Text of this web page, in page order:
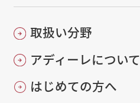
取扱い分野
アディーレについて
はじめての方へ